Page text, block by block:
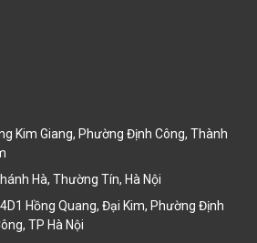
Kim Giang, Phường Định Công, Thành
Hà, Thường Tín, Hà Nội
Hồng Quang, Đại Kim, Phường Định
TP Hà Nội